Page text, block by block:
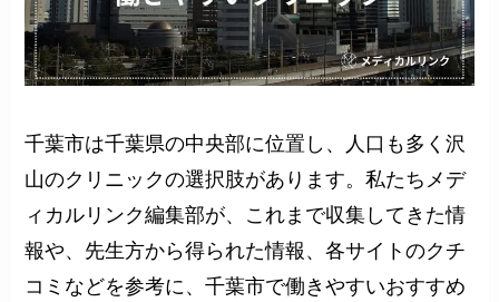
千葉市は千葉県の中央部に位置し、人口も多く沢
山のクリニックの選択肢があります。私たちメデ
ィカルリンク編集部が、これまで収集してきた情
報や、先生方から得られた情報、各サイトのクチ
コミなどを参考に、千葉市で働きやすいおすすめ